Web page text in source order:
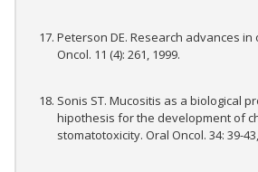
Peterson DE. Research advances in
Oncol. 11 (4): 261, 1999.
Sonis ST. Mucositis as a biological
hipothesis for the development of
stomatotoxicity. Oral Oncol. 34: 39-